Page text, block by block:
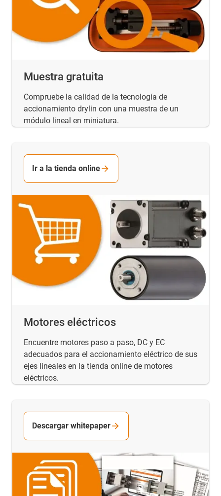
Muestra gratuita
Compruebe la calidad de la tecnología de
accionamiento drylin con una muestra de un
módulo lineal en miniatura.
Motores eléctricos
Encuentre motores paso a paso, DC y EC
adecuados para el accionamiento eléctrico de sus
ejes lineales en la tienda online de motores
eléctricos.
Ir a la tienda online
Descargar whitepaper